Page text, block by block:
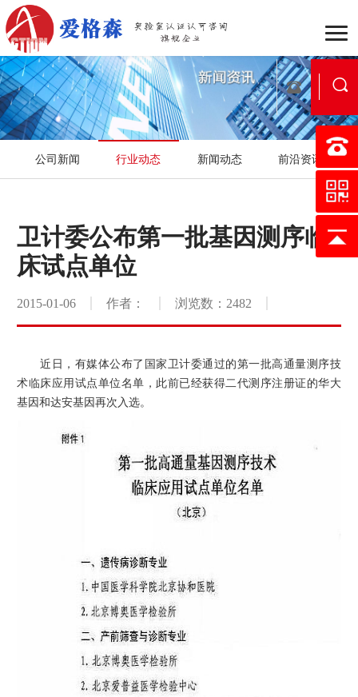
企业介绍 组织架构
医学实
认可流程 合作流程
映月书屋
认可规则 认可指南
公司新闻 行业动态 新闻动态 前沿资讯
卫计委公布第一批基因测序临
床试点单位
2015-01-06 作者： 浏览数：2482
近日，有媒体公布了国家卫计委通过的第一批高通量测序技
术临床应用试点单位名单，此前已经获得二代测序注册证的华大
基因和达安基因再次入选。